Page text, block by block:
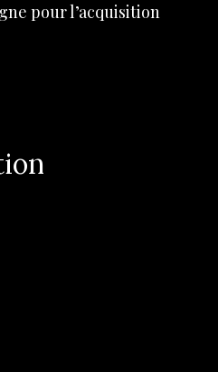
pour l’acquisition